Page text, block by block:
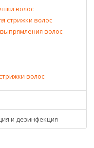
волос
стрижки волос
волос
волос
и дезинфекция